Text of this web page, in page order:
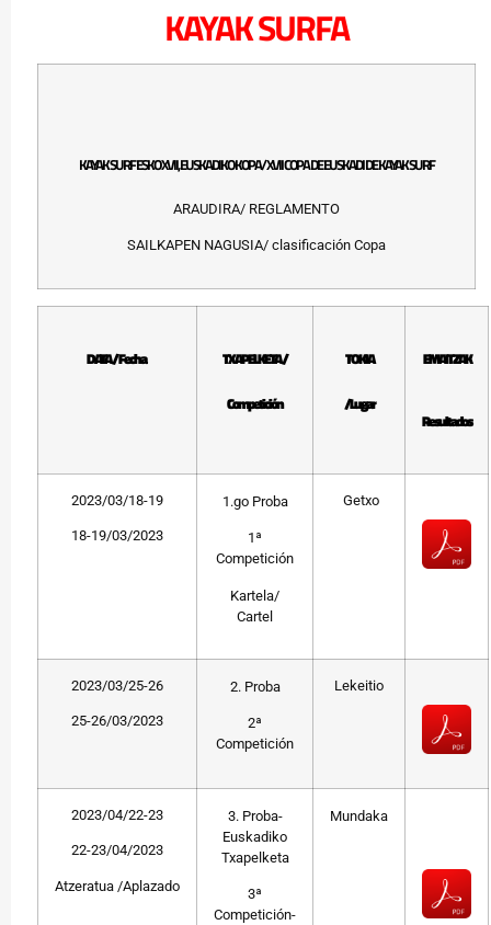
KAYAK SURFA
KAYAK SURF ESKO XVII, EUSKADIKO KOPA/ XVII COPA DE EUSKADI DE KAYAK SURF
ARAUDIRA/ REGLAMENTO
SAILKAPEN NAGUSIA/ clasificación Copa
DATA / Fecha TXAPELKETA /
Competición
TOKIA
/Lugar
EMAITZAK
Resultados
2023/03/18-19
18-19/03/2023
1.go Proba
1ª
Competición
Kartela/
Cartel
Getxo
2023/03/25-26
25-26/03/2023
2. Proba
2ª
Competición
Lekeitio
2023/04/22-23
22-23/04/2023
Atzeratua /Aplazado
3. Proba-
Euskadiko
Txapelketa
3ª
Competición-
Mundaka